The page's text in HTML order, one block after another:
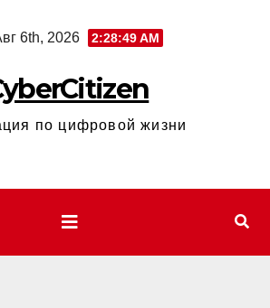
6th, 2026 2:28:50 AM
по цифровой жизни